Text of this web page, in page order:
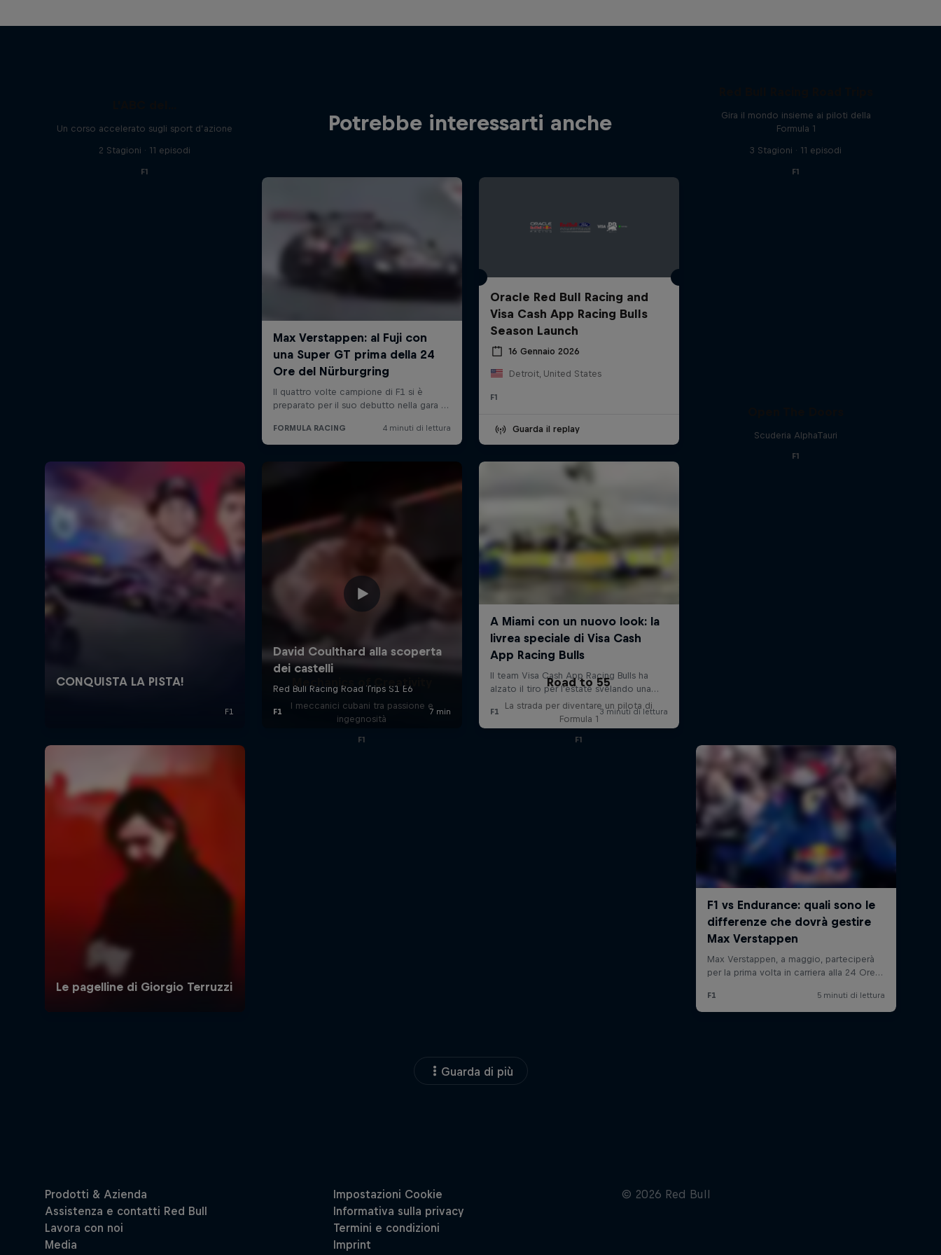
Potrebbe interessarti anche
Un corso accelerato sugli sport d’azione
2 Stagioni · 11 episodi
F1
Oracle Red Bull Racing and
Visa Cash App Racing Bulls
Season Launch
16 Gennaio 2026
Detroit, United States
F1
Guarda il replay
Gira il mondo insieme ai piloti della
Formula 1
3 Stagioni · 11 episodi
F1
Scuderia AlphaTauri
F1
I meccanici cubani tra passione e
ingegnosità
F1
Road to 55
La strada per diventare un pilota di
Formula 1
F1
Guarda di più